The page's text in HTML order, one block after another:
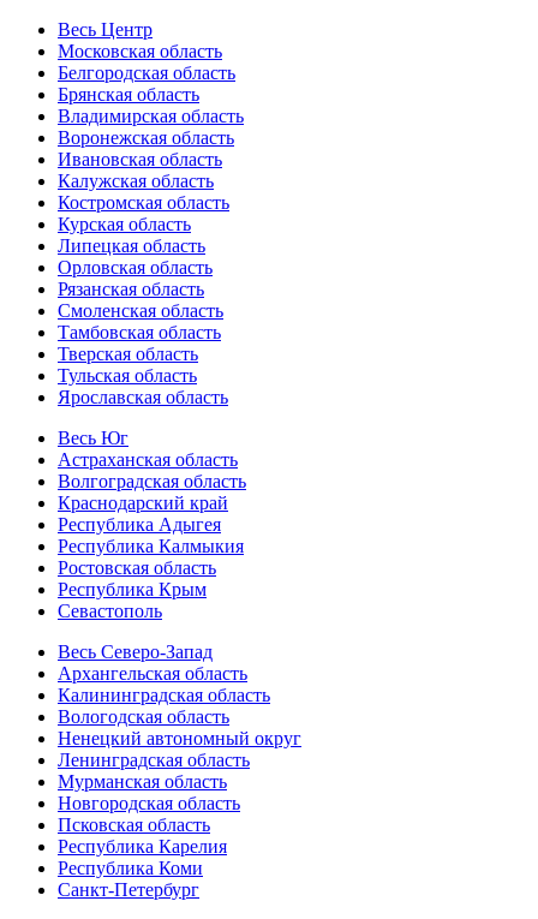
Весь Центр
Московская область
Белгородская область
Брянская область
Владимирская область
Воронежская область
Ивановская область
Калужская область
Костромская область
Курская область
Липецкая область
Орловская область
Рязанская область
Смоленская область
Тамбовская область
Тверская область
Тульская область
Ярославская область
Весь Юг
Астраханская область
Волгоградская область
Краснодарский край
Республика Адыгея
Республика Калмыкия
Ростовская область
Республика Крым
Севастополь
Весь Северо-Запад
Архангельская область
Калининградская область
Вологодская область
Ненецкий автономный округ
Ленинградская область
Мурманская область
Новгородская область
Псковская область
Республика Карелия
Республика Коми
Санкт-Петербург